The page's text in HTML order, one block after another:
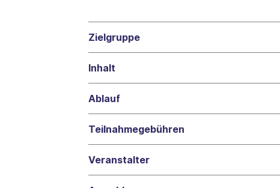
Zielgruppe
Inhalt
Ablauf
Teilnahmegebühren
Veranstalter